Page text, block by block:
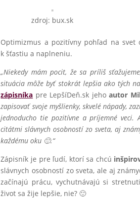
zdroj: bux.sk
Optimizmus a pozitívny pohľad na svet
k šťastiu a naplneniu.
„Niekedy mám pocit, že sa príliš
situácia môže byť stokrát lepšia ako tých
zápisníka pre LepšíDeň.sk jehoautor
zapisovať svoje myšlienky, skvelé nápady,
jednoducho tie pozitívne a príjemné
citátmi slávnych osobností zo sveta, aj
každému oku 🙂.“
Zápisník je pre ľudí, ktorí sa chcú
slávnych osobností zo sveta, ale aj
začínajú prácu, vychutnávajú si
život sa žije lepšie, nie? 🙂